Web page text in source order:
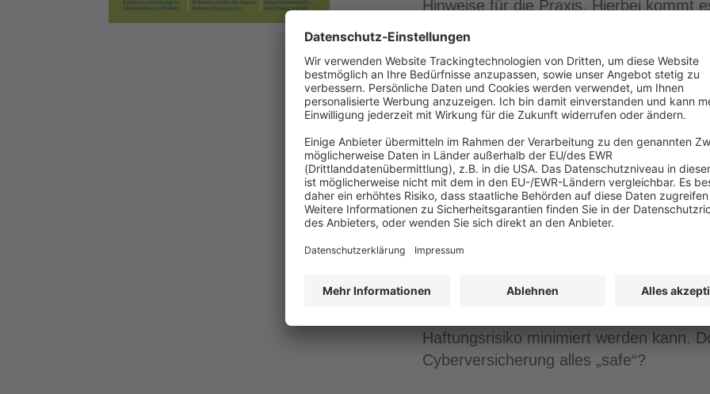
Hinweise für die Praxis. Hierbei kommt
inhaltlichen Änderungen in den
den Umgang mit verbleibenden
der Fokus liegt.
BERICHT AUS DER PRAXIS
Cyberversicherungen:
Absicherung?
Die Digitalisierung bringt viele Vorteile:
jederzeitige Verfügbarkeit von Daten
sich aber die Vorgehensweise der
das allgegenwärtige
lässt sich kaum einschätzen. Daher ist
Haftungsrisiko minimiert werden kann.
Cyberversicherung alles „safe“?